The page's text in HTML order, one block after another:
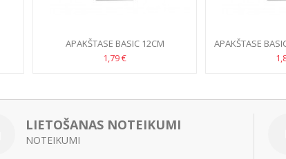
APAKŠTASE BASIC 12CM
1,79 €
APAKŠTASE
LIETOŠANAS NOTEIKUMI
NOTEIKUMI